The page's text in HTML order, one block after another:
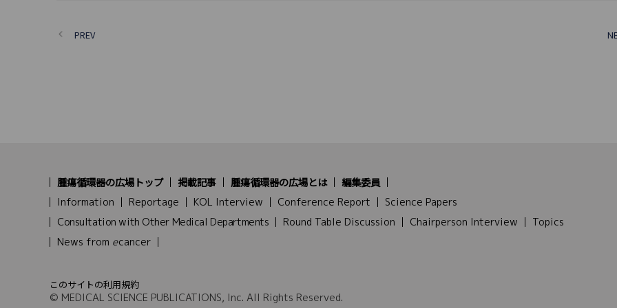
PREV
腫瘍循環器の広場トップ 掲載記事 腫瘍循環器の広場とは 編集委員
Information Reportage KOL Interview Conference Report
Science Papers
Consultation with Other Medical Departments
Round Table Discussion Chairperson Interview
Topics
News from ecancer
このサイトの利用規約
© MEDICAL SCIENCE PUBLICATIONS, Inc. All Rights Reserved.